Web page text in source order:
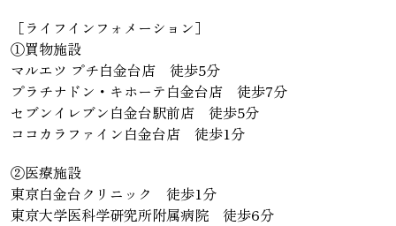
［ライフインフォメーション］
①買物施設
マルエツ プチ白金台店 徒歩5分
プラチナドン・キホーテ白金台店 徒歩7分
セブンイレブン白金台駅前店 徒歩5分
ココカラファイン白金台店 徒歩1分
②医療施設
東京白金台クリニック 徒歩1分
東京大学医科学研究所附属病院 徒歩6分